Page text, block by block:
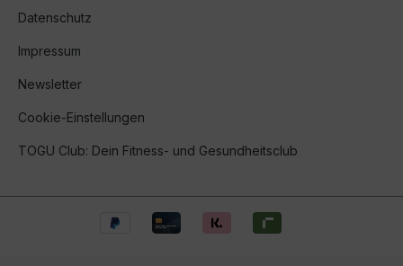
Datenschutz
Impressum
Newsletter
Cookie-Einstellungen
TOGU Club: Dein Fitness- und Gesundheitsclub